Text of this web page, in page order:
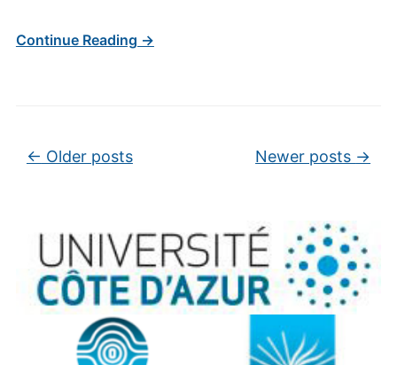
Continue Reading →
Post navigation
← Older posts Newer posts →